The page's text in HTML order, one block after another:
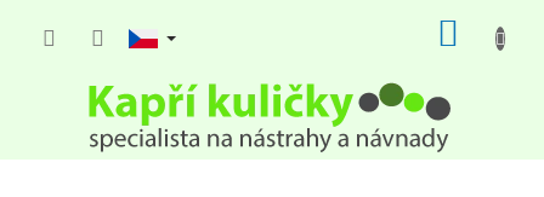
KOŠÍK